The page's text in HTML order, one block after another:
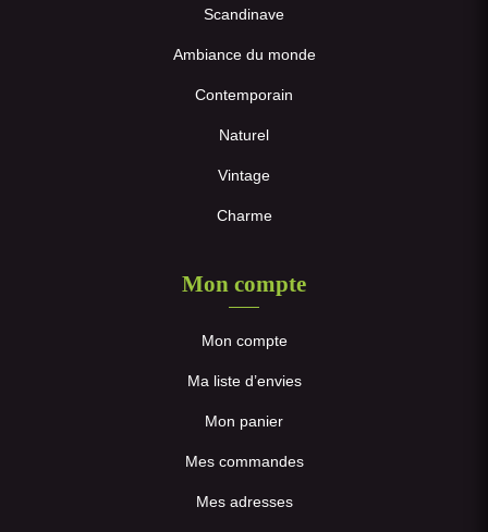
Scandinave
Ambiance du monde
Contemporain
Naturel
Vintage
Charme
Mon compte
Mon compte
Ma liste d’envies
Mon panier
Mes commandes
Mes adresses